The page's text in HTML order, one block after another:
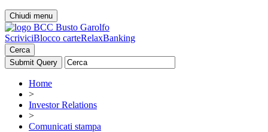
Chiudi menu
ScriviciBlocco carteRelaxBanking
Cerca
Home
>
Investor Relations
>
Comunicati stampa